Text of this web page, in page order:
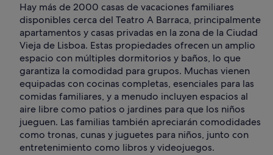
Hay más de 2000 casas de vacaciones familiares
disponibles cerca del Teatro A Barraca, principalmente
apartamentos y casas privadas en la zona de la Ciudad
Vieja de Lisboa. Estas propiedades ofrecen un amplio
espacio con múltiples dormitorios y baños, lo que
garantiza la comodidad para grupos. Muchas vienen
equipadas con cocinas completas, esenciales para las
comidas familiares, y a menudo incluyen espacios al
aire libre como patios o jardines para que los niños
jueguen. Las familias también apreciarán comodidades
como tronas, cunas y juguetes para niños, junto con
entretenimiento como libros y videojuegos.